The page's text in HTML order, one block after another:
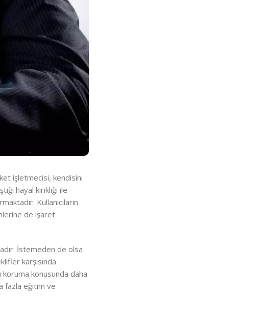
işletmecisi, kendisini
hayal kırıklığı ile
Kullanıcıların
de işaret
İstemeden de olsa
karşısında
koruma konusunda daha
fazla eğitim ve